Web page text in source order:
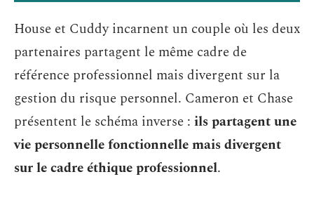
House et Cuddy incarnent un couple où les deux
partenaires partagent le même cadre de
référence professionnel mais divergent sur la
gestion du risque personnel. Cameron et Chase
présentent le schéma inverse : ils partagent une
vie personnelle fonctionnelle mais divergent
sur le cadre éthique professionnel.